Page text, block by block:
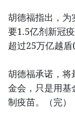
胡德福指出，为
要1.5亿剂新冠
超过25万亿越盾
胡德福承诺，将
金会，只是用基
制疫苗。（完）